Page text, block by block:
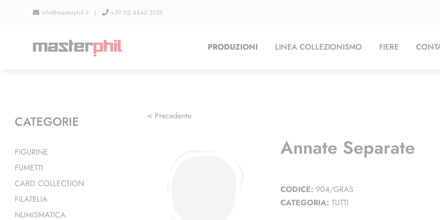
info@masterphil.it | +39 02 4846 3155
PRODUZIONI LINEA COLLEZIONISMO FIERE
< Precedente
Annate Separate
CODICE: 904/GRAS
CATEGORIA: TUTTI
CATEGORIE
FIGURINE
FUMETTI
CARD COLLECTION
FILATELIA
NUMISMATICA